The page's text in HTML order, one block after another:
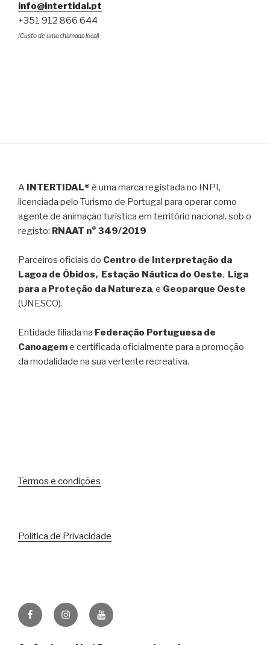
info@intertidal.pt
+351 912 866 644
(Custo de uma chamada local)
A INTERTIDAL® é uma marca registada no INPI,
licenciada pelo Turismo de Portugal para operar como
agente de animação turística em território nacional, sob o
registo: RNAAT n° 349/2019
Parceiros oficiais do Centro de Interpretação da
Lagoa de Óbidos, Estação Náutica do Oeste, Liga
para a Proteção da Natureza, e Geoparque Oeste
(UNESCO).
Entidade filiada na Federação Portuguesa de
Canoageme certificada oficialmente para a promoção
da modalidade na sua vertente recreativa.
Termos e condições
Politica de Privacidade
FacebookInstagramYoutube